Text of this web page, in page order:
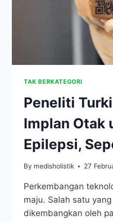
TAK BERKATEGORI
Peneliti
Implan Otak
Epilepsi,
By medisholistik 27
Perkembangan
maju. Salah satu
dikembangkan oleh